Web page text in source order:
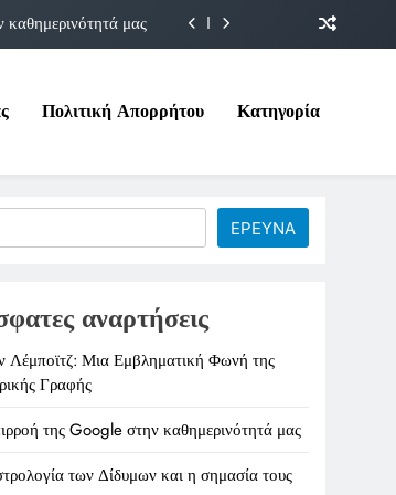
μας
Υπουργείο Εργασίας
καθημερινότητά μας
τους σήμερα
Πολιτική Απορρήτου Κατηγορία
ΕΡΕΥΝΑ
αναρτήσεις
Λέμποϊτζ: Μια Εμβληματική Φωνή της
Γραφής
της Google στην καθημερινότητά μας
των Δίδυμων και η σημασία τους